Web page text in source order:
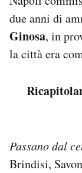
due anni di
Ginosa, in
la città era
Passano dal
Brindisi,